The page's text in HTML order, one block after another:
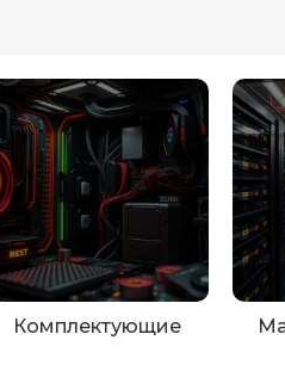
Комплектующие